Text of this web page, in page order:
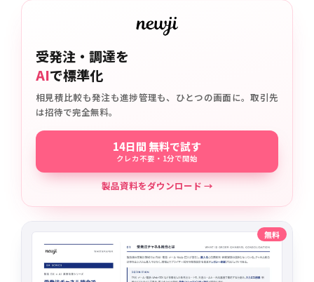
受発注・調達を
AIで標準化
相見積比較も発注も進捗管理も、ひとつの画面に。取引先
は招待で完全無料。
14日間 無料で試す
クレカ不要・1分で開始
製品資料をダウンロード →
無料